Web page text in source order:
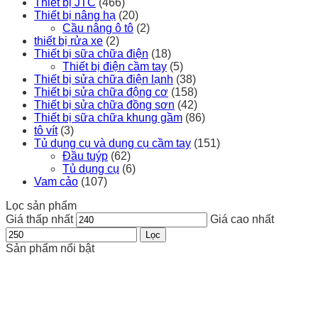
Thiết bị JTC (466)
Thiết bị nâng hạ (20)
Cầu nâng ô tô (2)
thiết bị rửa xe (2)
Thiết bị sữa chữa điện (18)
Thiết bị điện cầm tay (5)
Thiết bị sửa chữa điện lạnh (38)
Thiết bị sửa chữa động cơ (158)
Thiết bị sửa chữa đồng sơn (42)
Thiết bị sữa chữa khung gầm (86)
tô vít (3)
Tủ dụng cụ và dụng cụ cầm tay (151)
Đầu tuýp (62)
Tủ dụng cụ (6)
Vam cảo (107)
Lọc sản phẩm
Giá thấp nhất
Giá cao nhất
Lọc
Sản phẩm nổi bật